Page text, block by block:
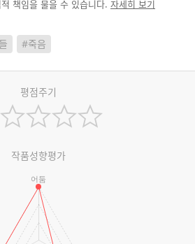
책임을 물을 수 있습니다. 자세히 보기
#죽음
평점주기
작품성향평가
어둠